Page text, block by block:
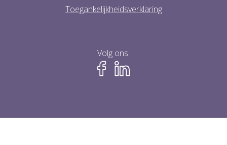
Toegankelijkheidsverklaring
Volg ons: